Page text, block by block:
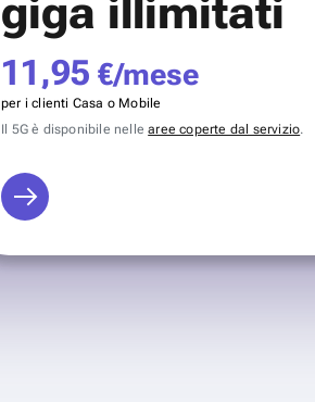
giga illimitati
11,95 €/mese
per i clienti Casa o Mobile
Il 5G è disponibile nellearee coperte dal servizio.